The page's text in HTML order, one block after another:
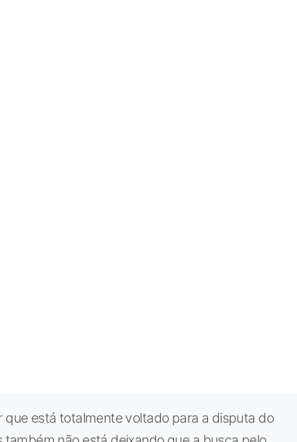
que está totalmente voltado para a disputa do